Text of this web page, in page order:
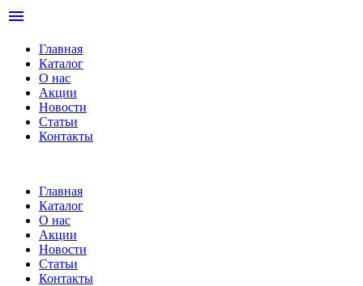
menu
Главная
Каталог
О нас
Акции
Новости
Статьи
Контакты
Главная
Каталог
О нас
Акции
Новости
Статьи
Контакты